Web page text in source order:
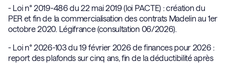
- Loi n° 2019-486 du 22 mai 2019 (loi PACTE) : création du
PER et fin de la commercialisation des contrats Madelin au 1er
octobre 2020. Légifrance (consultation 06/2026).
- Loi n° 2026-103 du 19 février 2026 de finances pour 2026 :
report des plafonds sur cinq ans, fin de la déductibilité après